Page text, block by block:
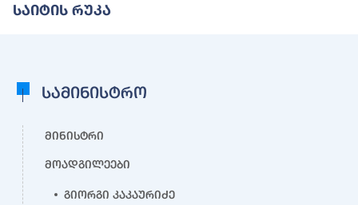
Საიტის Რუკა
სამინისტრო
მინისტრი
მოადგილეები
გიორგი კაკაურიძე